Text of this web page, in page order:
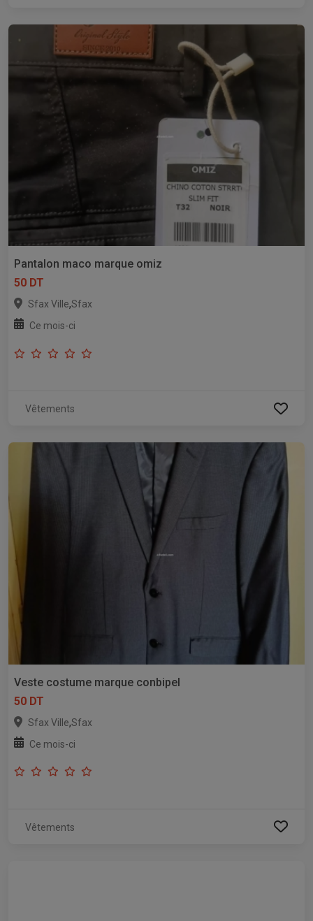
Pantalon maco marque omiz
50 DT
Sfax Ville,Sfax
Ce mois-ci
Vêtements
Veste costume marque conbipel
50 DT
Sfax Ville,Sfax
Ce mois-ci
Vêtements